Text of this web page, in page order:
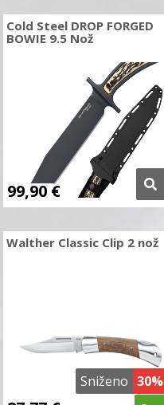
Cold Steel DROP FORGED
BOWIE 9.5 Nož
99,90 €
Sniženo 30%
Walther Classic Clip 2 nož